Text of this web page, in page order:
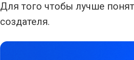
Для того чтобы лучше
создателя.